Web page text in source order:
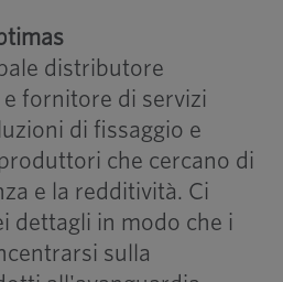
distributore
fornitore di servizi
di fissaggio e
che cercano di
e la redditività. Ci
dettagli in modo che i
sulla